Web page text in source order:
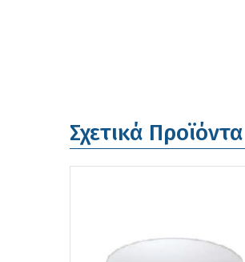
Σχετικά Προϊόντα